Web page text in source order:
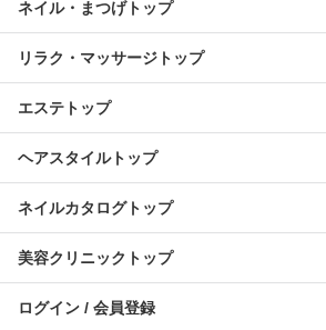
ネイル・まつげトップ
リラク・マッサージトップ
エステトップ
ヘアスタイルトップ
ネイルカタログトップ
美容クリニックトップ
ログイン / 会員登録